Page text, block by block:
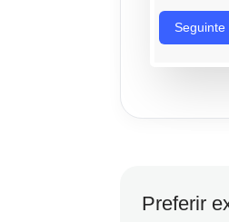
Seguinte
Preferir